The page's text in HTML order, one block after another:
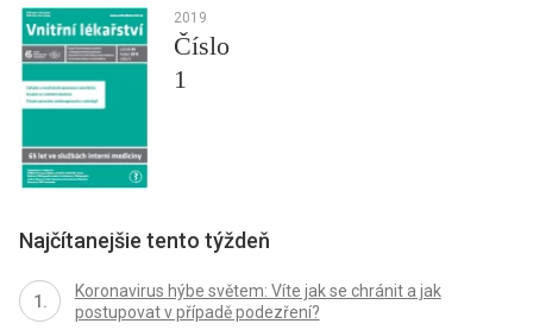
2019
Číslo
1
Najčítanejšie tento týždeň
Koronavirus hýbe světem: Víte jak se chránit a jak
postupovat v případě podezření?